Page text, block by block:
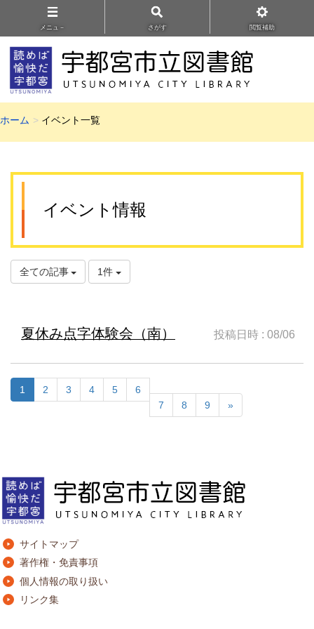
メニュ－ さがす 閲覧補助
ホーム イベント一覧
イベント情報
全ての記事 1件
夏休み点字体験会（南） 投稿日時 : 08/06
1 2 3 4 5
6
7
8 9 »
サイトマップ
著作権・免責事項
個人情報の取り扱い
リンク集